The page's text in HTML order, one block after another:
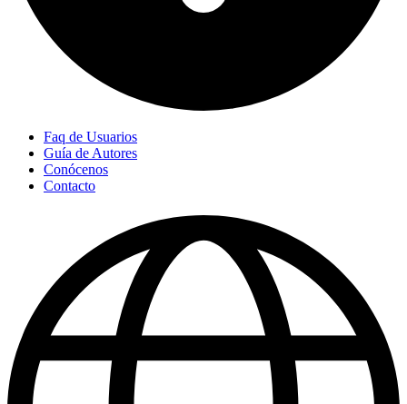
Faq de Usuarios
Guía de Autores
Conócenos
Contacto